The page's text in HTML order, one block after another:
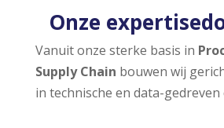
Onze
Vanuit onze sterke basis in
Supply Chain bouwen wij
in technische en data-